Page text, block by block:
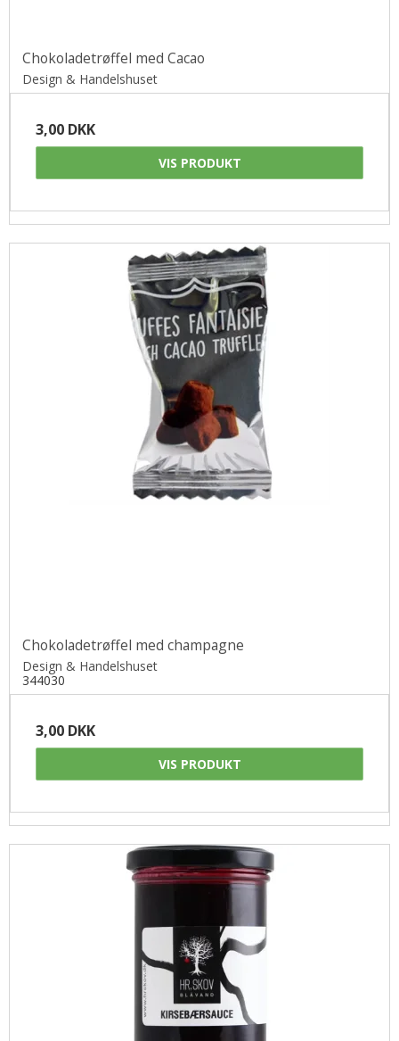
Chokoladetrøffel med Cacao
Design & Handelshuset
3,00 DKK
VIS PRODUKT
Chokoladetrøffel med champagne
Design & Handelshuset
344030
3,00 DKK
VIS PRODUKT